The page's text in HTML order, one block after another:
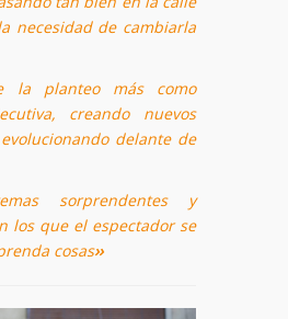
necesidad de cambiarla
la planteo más como
creando nuevos
delante de
sorprendentes y
los que el espectador se
cosas››